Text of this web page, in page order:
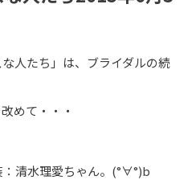
人たち」は、ブライダルの続
めて・・・
清水理愛ちゃん。(°∀°)b